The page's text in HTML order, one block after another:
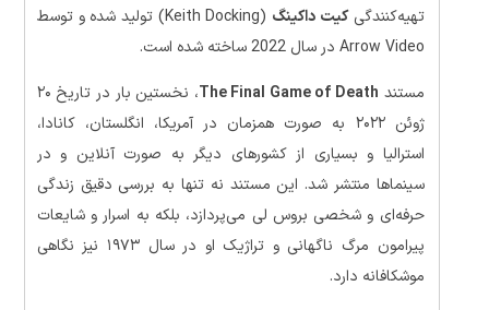
تهیه‌کنندگیکیت داکینگ
(Keith Docking) تولید شده و توسط
Arrow Video در سال 2022 ساخته شده است.
مستند The Final Game of Death
، نخستین بار در تاریخ ۲۰
ژوئن ۲۰۲۲ به صورت همزمان در آمریکا، انگلستان، کانادا،
استرالیا و بسیاری از کشورهای دیگر به صورت آنلاین و در
سینماها منتشر شد. این مستند نه تنها به بررسی دقیق زندگی
حرفه‌ای و شخصی بروس لی می‌پردازد، بلکه به اسرار و شایعات
پیرامون مرگ ناگهانی و تراژیک او در سال ۱۹۷۳ نیز نگاهی
موشکافانه دارد.